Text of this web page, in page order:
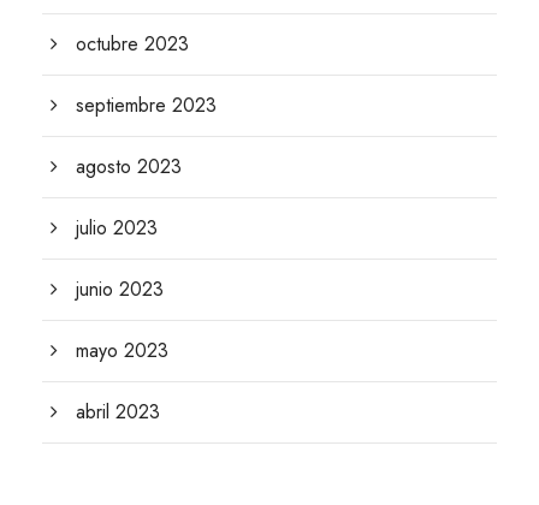
octubre 2023
septiembre 2023
agosto 2023
julio 2023
junio 2023
mayo 2023
abril 2023